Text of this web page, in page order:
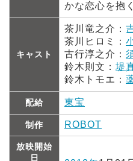
かな恋心を抱
キャスト
茶川竜之介：
茶川ヒロミ：
古行淳之介：
鈴木則文： 堤
鈴木トモエ：
配給 東宝
制作 ROBOT
放映開始
日